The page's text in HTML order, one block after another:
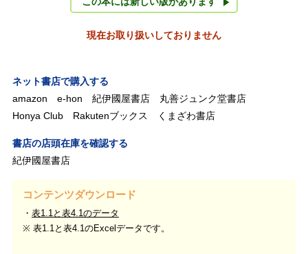
現在お取り扱いしておりません
ネット書店で購入する
amazon
e-hon 紀伊國屋書店
丸善ジュンク堂書店
Honya Club
Rakutenブックス くまざわ書店
書店の店頭在庫を確認する
紀伊國屋書店
コンテンツダウンロード
表1.1と表4.1のデータ
※ 表1.1と表4.1のExcelデータです。